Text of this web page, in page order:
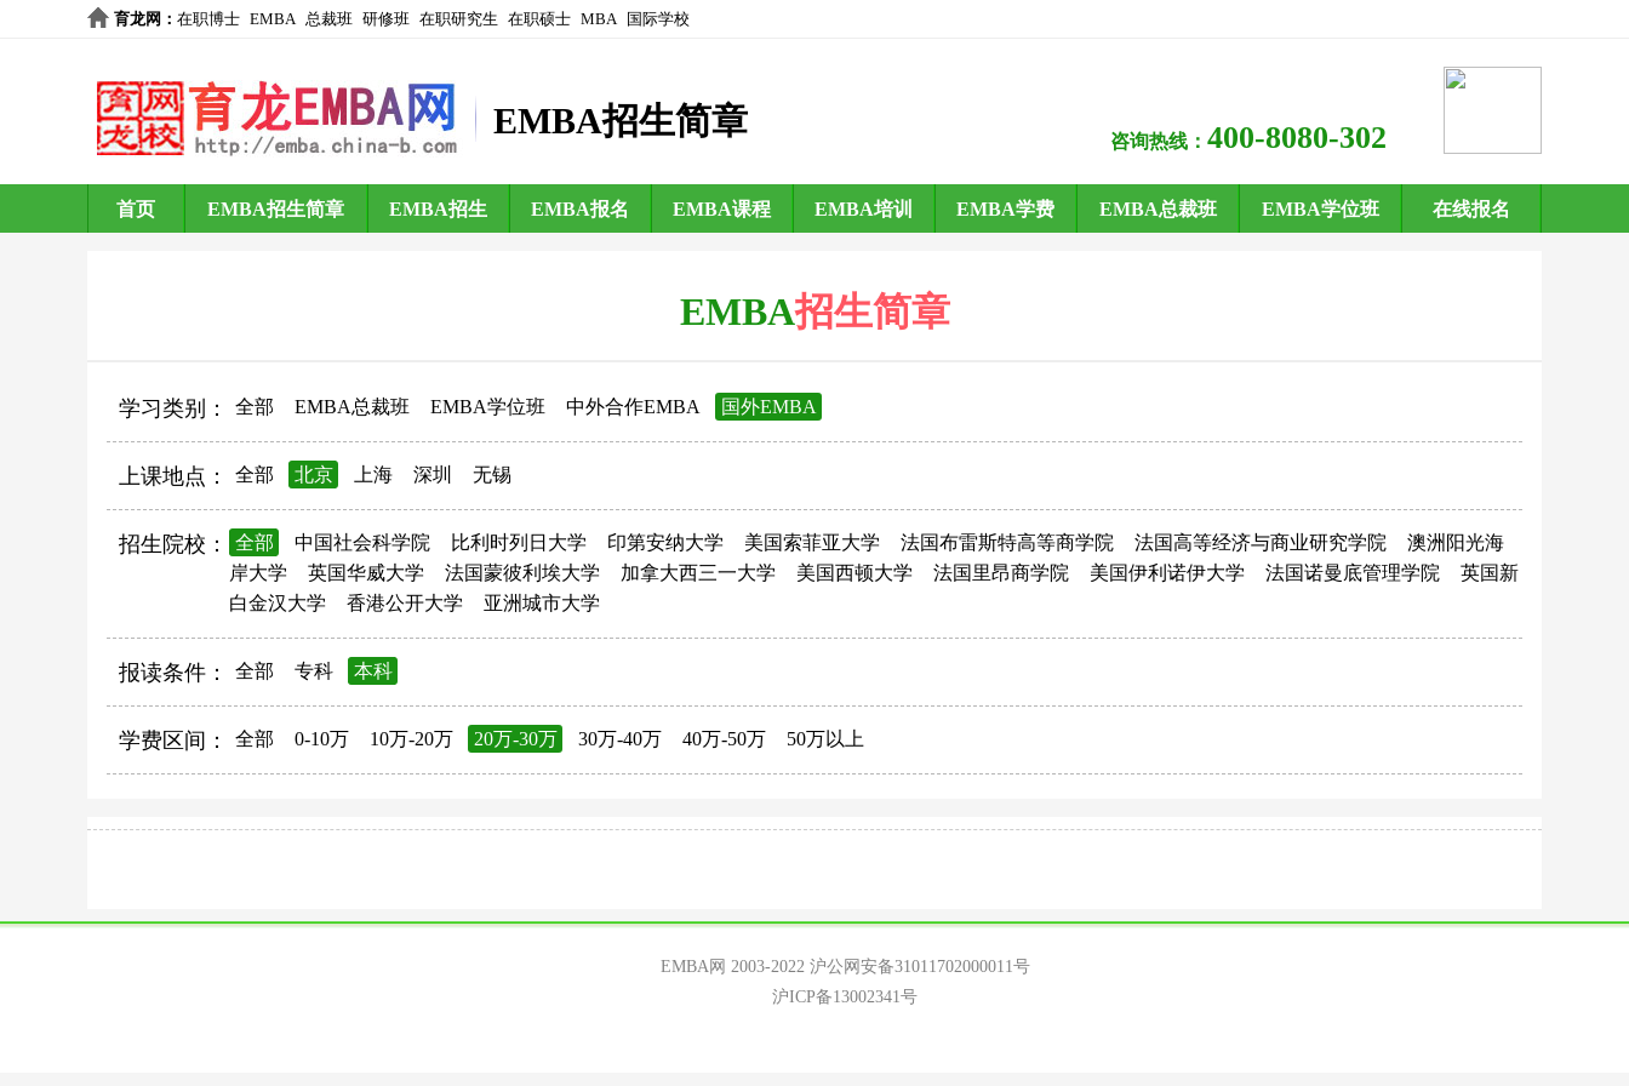
育龙网 ： 在职博士 EMBA 总裁班 研修班 在职研究生 在职硕士 MBA 国际学校
EMBA招生简章
咨询热线： 400-8080-302
首页 EMBA招生简章 EMBA招生 EMBA报名 EMBA课程 EMBA培训 EMBA学费 EMBA总裁班 EMBA学位班 在线报名
EMBA招生简章
学习类别： 全部 EMBA总裁班 EMBA学位班 中外合作EMBA 国外EMBA
上课地点： 全部 北京 上海 深圳 无锡
招生院校： 全部 中国社会科学院 比利时列日大学 印第安纳大学 美国索菲亚大学 法国布雷斯特高等商学院 法国高等经济与商业研究学院
澳洲阳光海
岸大学
英国华威大学 法国蒙彼利埃大学 加拿大西三一大学 美国西顿大学 法国里昂商学院 美国伊利诺伊大学 法国诺曼底管理学院
英国新
白金汉大学
香港公开大学 亚洲城市大学
报读条件： 全部 专科 本科
学费区间： 全部 0-10万 10万-20万 20万-30万 30万-40万 40万-50万 50万以上
EMBA网 2003-2022 沪公网安备31011702000011号
沪ICP备13002341号